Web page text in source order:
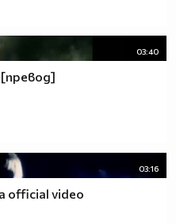
03:40
[превод]
03:16
official video